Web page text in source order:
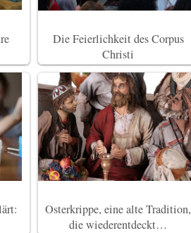
Die Feierlichkeit des Corpus
Christi
Osterkrippe, eine alte Tradition,
die wiederentdeckt…